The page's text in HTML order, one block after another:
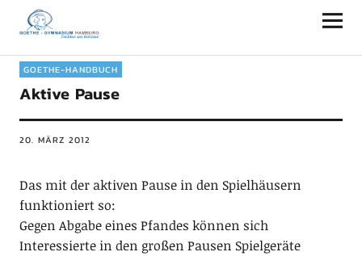
Goethe-Gymnasium Hamburg
GOETHE-HANDBUCH
Aktive Pause
20. MÄRZ 2012
Das mit der aktiven Pause in den Spielhäusern
funktioniert so:
Gegen Abgabe eines Pfandes können sich
Interessierte in den großen Pausen Spielgeräte